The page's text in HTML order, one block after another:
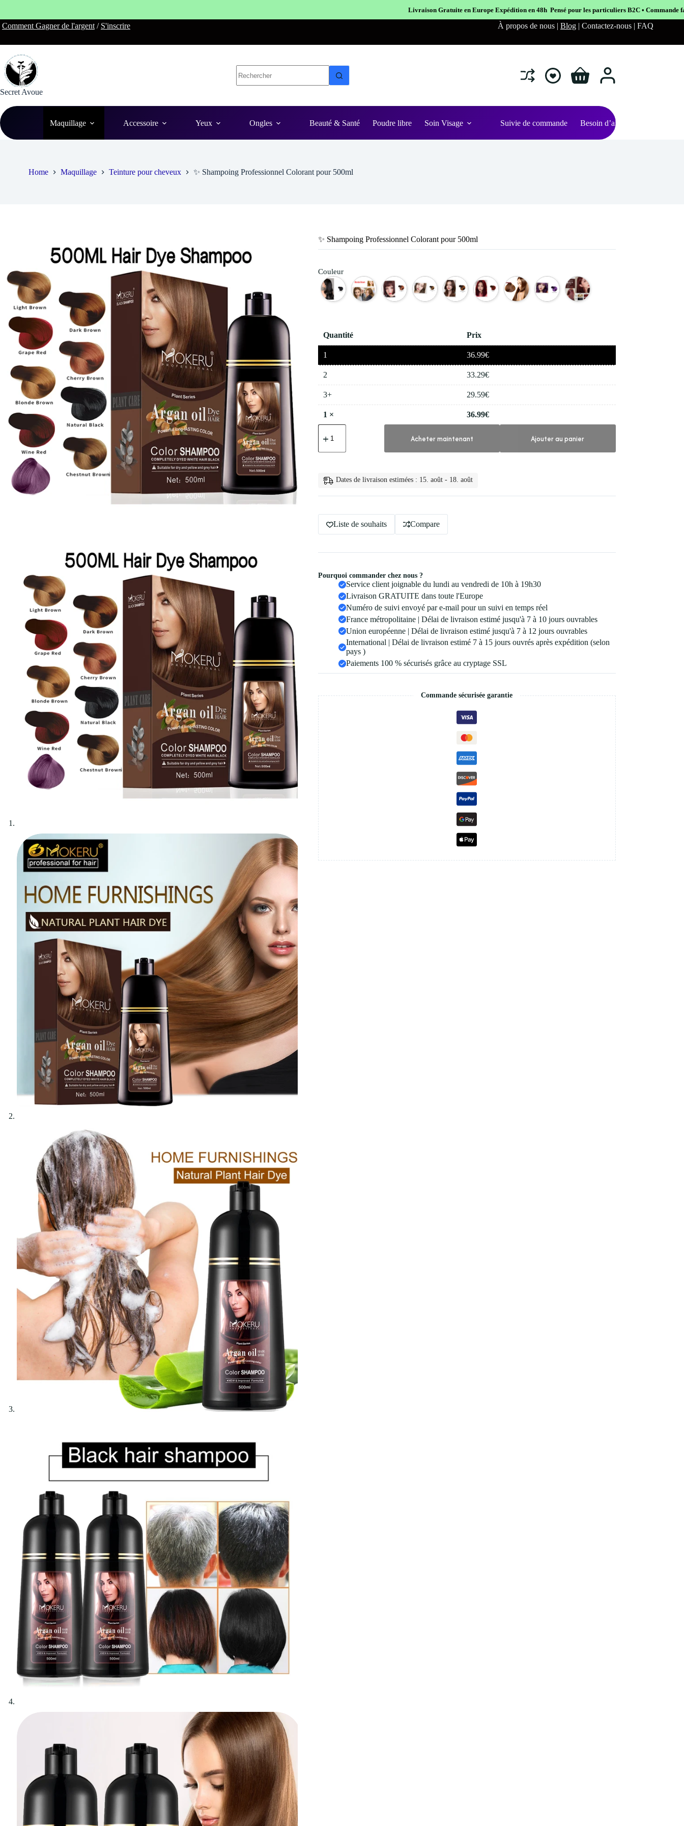
Livraison Gratuite en EuropeExpédition en 48h Pensé pour les particuliers B2C • Commande facile et sécurisé
Skip
to
Comment Gagner de l'argent / S'inscrire À propos de nous | Blog | Contactez-nous | FAQ
Secret Avoue
Shopping
Maquillage Accessoire Yeux Ongles Beauté & Santé Poudre libre Soin Visage Suivie de commande Besoin d’aide ?
Home Maquillage Teinture pour cheveux ✨ Shampoing Professionnel Colorant pour 500ml
✨ Shampoing Professionnel Colorant pour 500ml
Couleur
Quantité Prix
1 36.99€
2 33.29€
3+ 29.59€
1 × 36.99€
quantité
de
Shampoing
pour
Acheter maintenant Ajouter au panier
Dates de livraison estimées : 15. août - 18. août
Liste de souhaits Compare
Pourquoi commander chez nous ?
Service client joignable du lundi au vendredi de 10h à 19h30
Livraison GRATUITE dans toute l'Europe
Numéro de suivi envoyé par e-mail pour un suivi en temps réel
France métropolitaine | Délai de livraison estimé jusqu'à 7 à 10 jours ouvrables
Union européenne | Délai de livraison estimé jusqu'à 7 à 12 jours ouvrables
International | Délai de livraison estimé 7 à 15 jours ouvrés après expédition (selon
pays )
Paiements 100 % sécurisés grâce au cryptage SSL
Commande sécurisée garantie